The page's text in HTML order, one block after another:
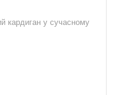
кардиган у сучасному